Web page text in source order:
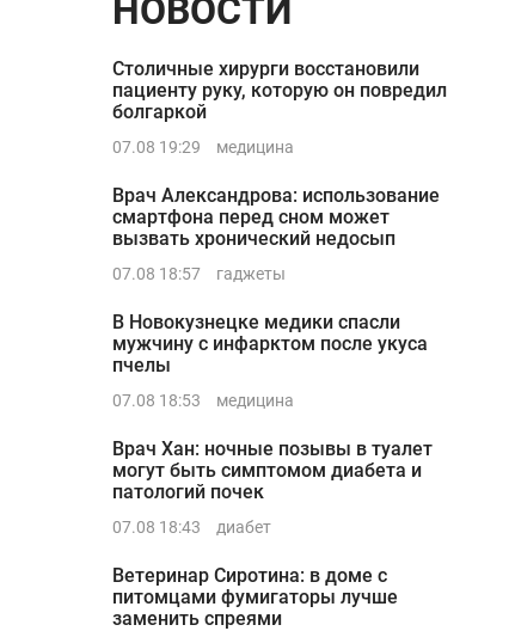
НОВОСТИ
Столичные хирурги восстановили
пациенту руку, которую он повредил
болгаркой
07.08 19:29 медицина
Врач Александрова: использование
смартфона перед сном может
вызвать хронический недосып
07.08 18:57 гаджеты
В Новокузнецке медики спасли
мужчину с инфарктом после укуса
пчелы
07.08 18:53 медицина
Врач Хан: ночные позывы в туалет
могут быть симптомом диабета и
патологий почек
07.08 18:43 диабет
Ветеринар Сиротина: в доме с
питомцами фумигаторы лучше
заменить спреями